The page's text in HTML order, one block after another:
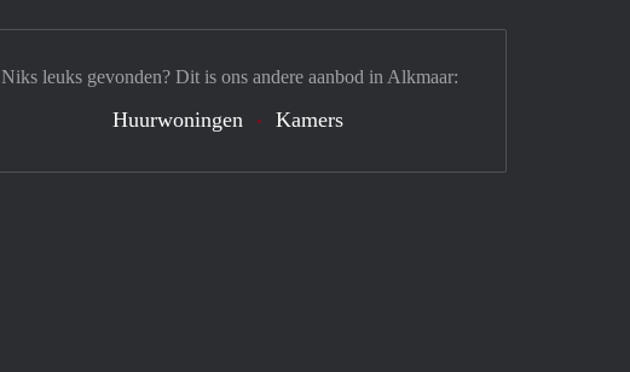
Niks leuks gevonden? Dit is ons andere aanbod in Alkmaar:
Huurwoningen Kamers